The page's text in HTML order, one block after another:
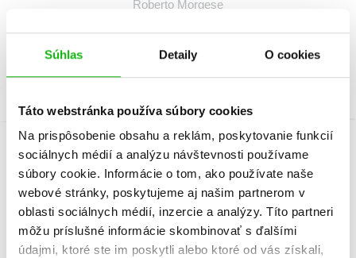
Súhlas Detaily O cookies
Táto webstránka používa súbory cookies
Na prispôsobenie obsahu a reklám, poskytovanie funkcií
sociálnych médií a analýzu návštevnosti používame
súbory cookie. Informácie o tom, ako používate naše
webové stránky, poskytujeme aj našim partnerom v
oblasti sociálnych médií, inzercie a analýzy. Títo partneri
môžu príslušné informácie skombinovať s ďalšími
údajmi, ktoré ste im poskytli alebo ktoré od vás získali,
Roberto Morgese
Informácie
Žáner encyklopédia